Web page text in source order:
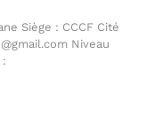
Siège : CCCF Cité
Niveau
: